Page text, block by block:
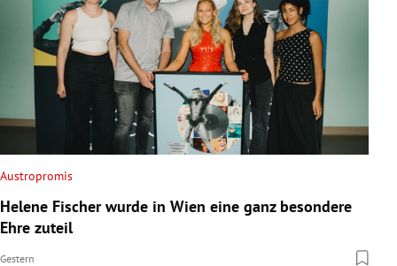
Austropromis
Helene Fischer wurde in Wien eine ganz besondere
Ehre zuteil
Gestern